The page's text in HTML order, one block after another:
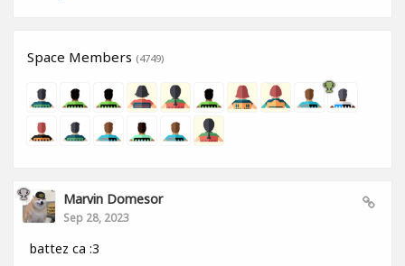
Space Members (4749)
Marvin Domesor
Sep 28, 2023
battez ca :3